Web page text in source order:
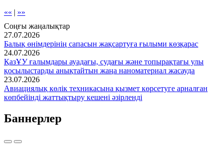
«« | »»
Соңғы жаңалықтар
27.07.2026
Балық өнімдерінің сапасын жақсартуға ғылыми көзқарас
24.07.2026
ҚазҰУ ғалымдары ауадағы, судағы және топырақтағы улы
қосылыстарды анықтайтын жаңа наноматериал жасауда
23.07.2026
Авиациялық көлік техникасына қызмет көрсетуге арналған
көпбейінді жаттықтыру кешені әзірленді
Баннерлер